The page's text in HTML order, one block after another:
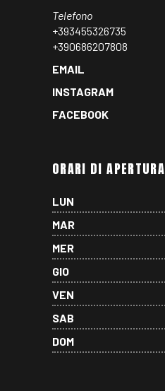
Telefono
+393455326735
+390686207808
EMAIL
INSTAGRAM
FACEBOOK
ORARI DI APERTURA
LUN
MAR
MER
GIO
VEN
SAB
DOM